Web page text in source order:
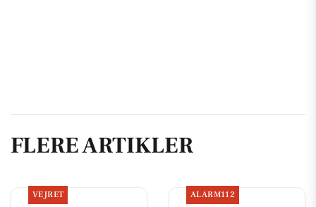
FLERE ARTIKLER
VEJRET ALARM112